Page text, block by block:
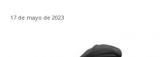
17 de mayo de 2023